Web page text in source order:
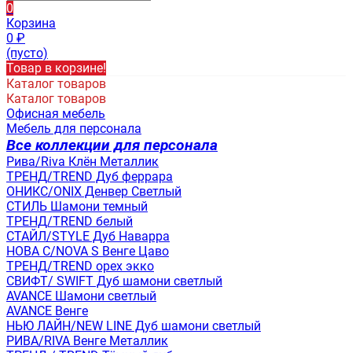
0
Корзина
0 ₽
(пусто)
Товар в корзине!
Каталог товаров
Каталог товаров
Офисная мебель
Мебель для персонала
Все коллекции для персонала
Рива/Riva Клён Металлик
ТРЕНД/TREND Дуб феррара
ОНИКС/ONIX Денвер Светлый
СТИЛЬ Шамони темный
ТРЕНД/TREND белый
СТАЙЛ/STYLE Дуб Наварра
НОВА С/NOVA S Венге Цаво
ТРЕНД/TREND орех экко
СВИФТ/ SWIFT Дуб шамони светлый
AVANCE Шамони светлый
AVANCE Венге
НЬЮ ЛАЙН/NEW LINE Дуб шамони светлый
РИВА/RIVA Венге Металлик